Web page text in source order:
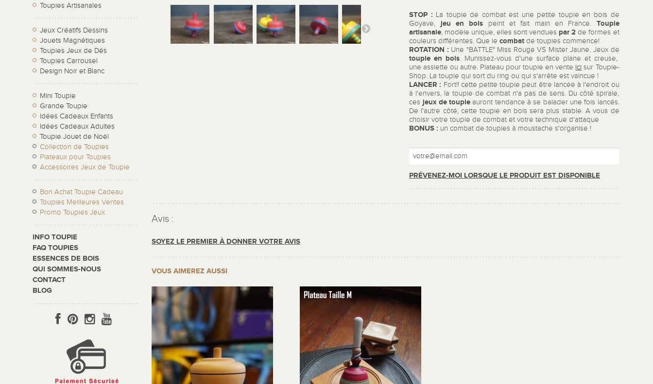
Toupies Artisanales
Jeux Créatifs Dessins
Jouets Magnétiques
Toupies Jeux de Dés
Toupies Carrousel
Design Noir et Blanc
Mini Toupie
Grande Toupie
Idées Cadeaux Enfants
Idées Cadeaux Adultes
Toupie Jouet de Noël
Collection de Toupies
Plateaux pour Toupies
Accessoires Jeux de Toupie
Bon Achat Toupie Cadeau
Toupies Meilleures Ventes
Promo Toupies Jeux
INFO TOUPIE
FAQ TOUPIES
ESSENCES DE BOIS
QUI SOMMES-NOUS
CONTACT
BLOG
STOP : La toupie de combat est une petite toupie en bois de
Goyave, jeu en bois peint et fait main en France. Toupie
artisanale, modèle unique, elles sont vendues par 2 de formes et
couleurs différentes. Que lecombat de toupies commence!
ROTATION : Une "BATTLE" Miss Rouge VS Mister Jaune. Jeux de
toupie en bois. Munissez-vous d'une surface plane et creuse,
une assiette ou autre. Plateau pour toupie en vente ici sur Toupie-
Shop. La toupie qui sort du ring ou qui s'arrête est vaincue !
LANCER : Fort!! cette petite toupie peut être lancée à l'endroit ou
à l'envers, la toupie de combat n'a pas de sens. Du côté spirale,
ces jeux de toupie auront tendance à se balader une fois lancés.
De l'autre côté, cette toupie en bois sera plus stable. A vous de
choisir votre toupie de combat et votre technique d'attaque
BONUS : un combat de toupies à moustache s'organise !
PRÉVENEZ-MOI LORSQUE LE PRODUIT EST DISPONIBLE
Avis :
SOYEZ LE PREMIER À DONNER VOTRE AVIS
VOUS AIMEREZ AUSSI